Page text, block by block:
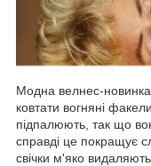
Модна велнес-новинка,
ковтати вогняні
підпалюють, так що
справді це покращує
свічки м'яко